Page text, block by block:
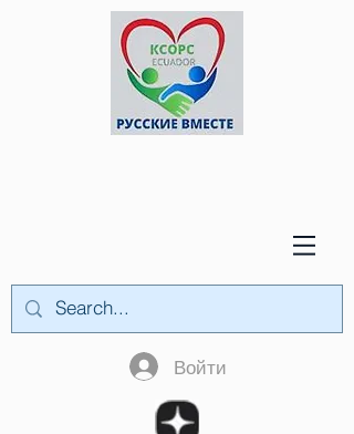
Войти